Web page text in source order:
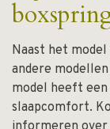
Naast het
andere
model heeft
slaapcomfort.